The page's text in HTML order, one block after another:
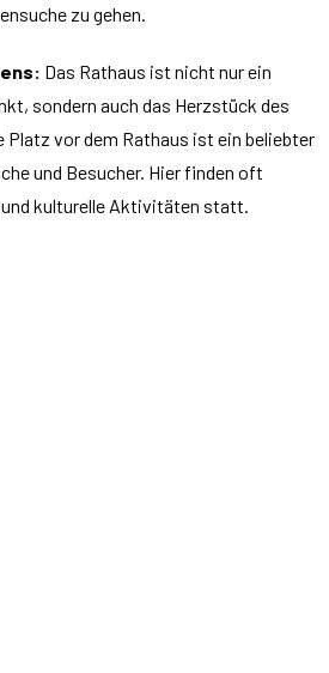
zu gehen.
Das Rathaus ist nicht nur ein
sondern auch das Herzstück des
Platz vor dem Rathaus ist ein beliebter
und Besucher. Hier finden oft
kulturelle Aktivitäten statt.